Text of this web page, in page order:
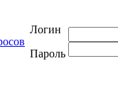
Логин
Пароль